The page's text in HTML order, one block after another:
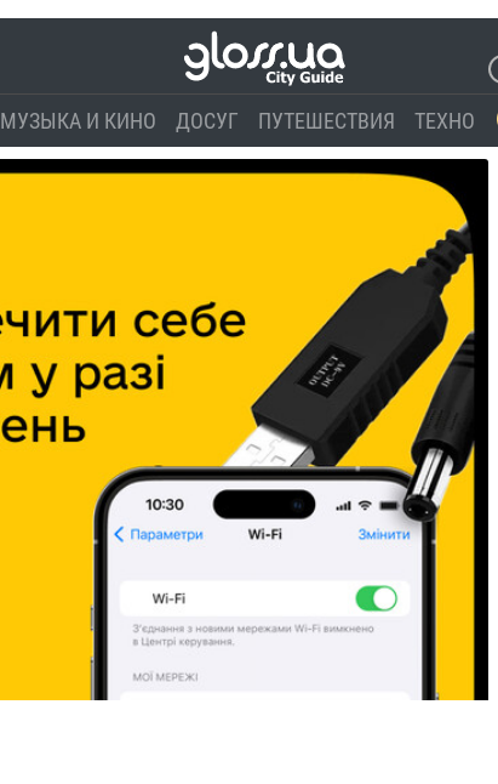
МУЗЫКА И КИНО ДОСУГ ПУТЕШЕСТВИЯ ТЕХНО